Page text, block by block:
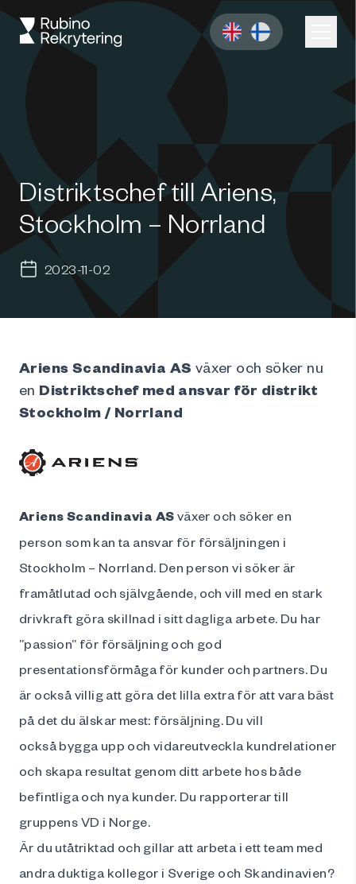
Distriktschef till Ariens,
Stockholm – Norrland
2023-11-02
Ariens Scandinavia AS växer och söker nu
en Distriktschef med ansvar för distrikt
Stockholm / Norrland
Ariens Scandinavia AS växer och söker en
person som kan ta ansvar för försäljningen i
Stockholm – Norrland. Den person vi söker är
framåtlutad och självgående, och vill med en stark
drivkraft göra skillnad i sitt dagliga arbete. Du har
”passion” för försäljning och god
presentationsförmåga för kunder och partners. Du
är också villig att göra det lilla extra för att vara bäst
på det du älskar mest: försäljning. Du vill
också bygga upp och vidareutveckla kundrelationer
och skapa resultat genom ditt arbete hos både
befintliga och nya kunder. Du rapporterar till
gruppens VD i Norge.
Är du utåtriktad och gillar att arbeta i ett team med
andra duktiga kollegor i Sverige och Skandinavien?